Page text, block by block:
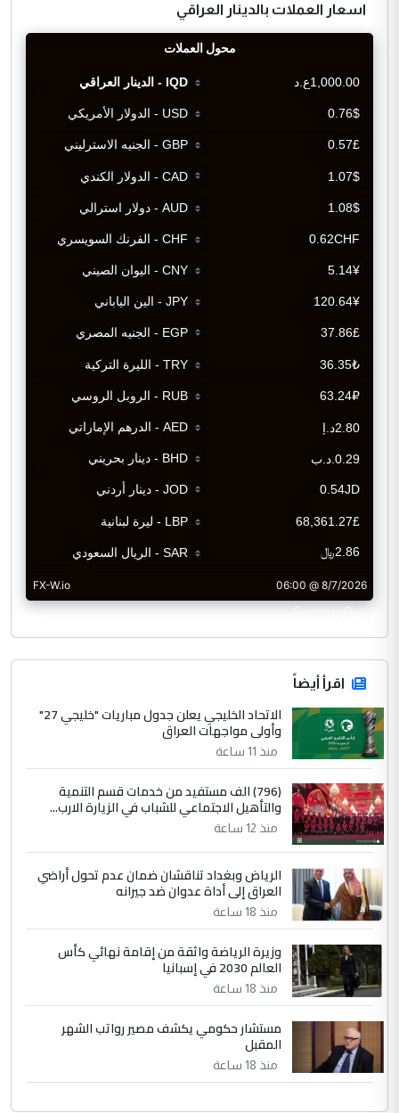
اسعار العملات بالدينار العراقي
CurrencyRate
اقرأ أيضاً
الاتحاد الخليجي يعلن جدول مباريات "خليجي 27"
وأولى مواجهات العراق
منذ 11 ساعة
(796) الف مستفيد من خدمات قسم التنمية
والتأهيل الاجتماعي للشباب في الزيارة الارب...
منذ 12 ساعة
الرياض وبغداد تناقشان ضمان عدم تحول أراضي
العراق إلى أداة عدوان ضد جيرانه
منذ 18 ساعة
وزيرة الرياضة واثقة من إقامة نهائي كأس
العالم 2030 في إسبانيا
منذ 18 ساعة
مستشار حكومي يكشف مصير رواتب الشهر
المقبل
منذ 18 ساعة